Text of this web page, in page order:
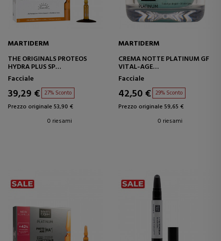
MARTIDERM
THE ORIGINALS PROTEOS
HYDRA PLUS SP
TRATTAMENTO RASSODANTE
E IDRATANTE
Facciale
39,29 € 27% Sconto
Prezzo originale 53,90 €
0 riesami
MARTIDERM
CREMA NOTTE PLATINUM GF
VITAL-AGE
CREMA ANTIRUGHE -
ANTIETÀ
Facciale
42,50 € 29% Sconto
Prezzo originale 59,65 €
0 riesami